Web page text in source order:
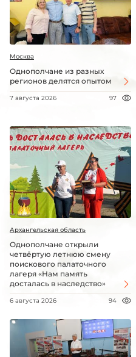
Москва
Однополчане из разных
регионов делятся опытом
7 августа 2026 97
Архангельская область
Однополчане открыли
четвёртую летнюю смену
поискового палаточного
лагеря «Нам память
досталась в наследство»
6 августа 2026 94